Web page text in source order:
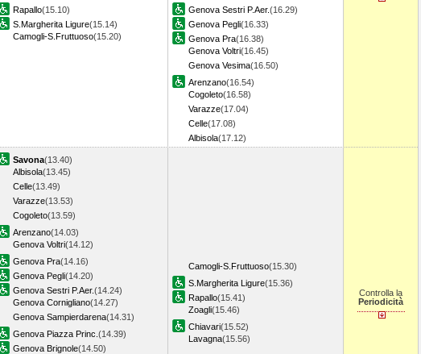
Rapallo(15.10)
S.Margherita Ligure(15.14)
Camogli-S.Fruttuoso(15.20)
Genova Sestri P.Aer.(16.29)
Genova Pegli(16.33)
Genova Pra(16.38)
Genova Voltri(16.45)
Genova Vesima(16.50)
Arenzano(16.54)
Cogoleto(16.58)
Varazze(17.04)
Celle(17.08)
Albisola(17.12)
Savona(13.40)
Albisola(13.45)
Celle(13.49)
Varazze(13.53)
Cogoleto(13.59)
Arenzano(14.03)
Genova Voltri(14.12)
Genova Pra(14.16)
Genova Pegli(14.20)
Genova Sestri P.Aer.(14.24)
Genova Cornigliano(14.27)
Genova Sampierdarena(14.31)
Genova Piazza Princ. (14.39)
Genova Brignole(14.50)
Camogli-S.Fruttuoso(15.30)
S.Margherita Ligure(15.36)
Rapallo(15.41)
Zoagli(15.46)
Chiavari(15.52)
Lavagna(15.56)
Controlla la
Periodicità